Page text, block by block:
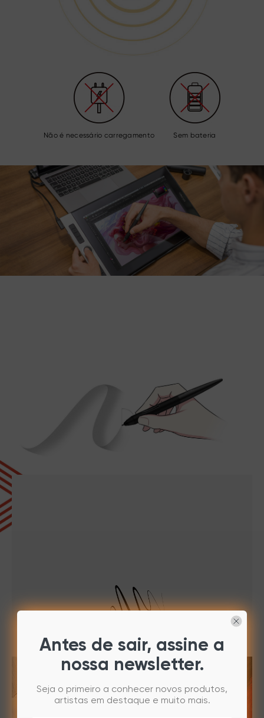
Não é necessário carregamento Sem bateria
Antes de sair, assine a
nossa newsletter.
Seja o primeiro a conhecer novos produtos,
artistas em destaque e muito mais.